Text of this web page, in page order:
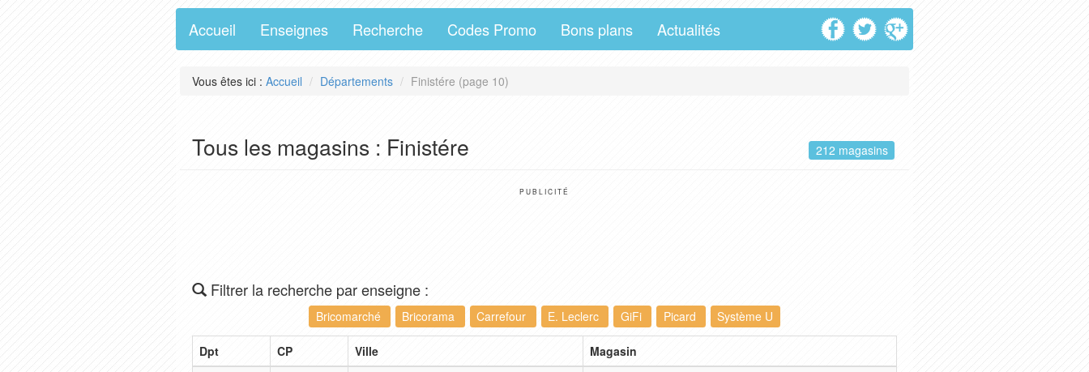
Accueil Enseignes Recherche Codes Promo Bons plans Actualités
Vous êtes ici : Accueil Départements Finistére (page 10)
Tous les magasins : Finistére 212 magasins
PUBLICITÉ
Filtrer la recherche par enseigne :
Bricomarché Bricorama Carrefour E. Leclerc GiFi Picard Système U
Dpt CP Ville
Magasin